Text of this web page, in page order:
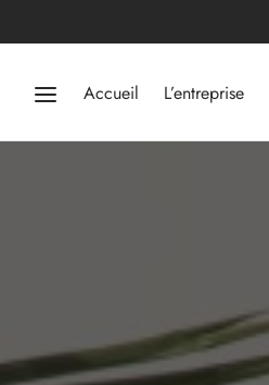
Accueil L’entreprise